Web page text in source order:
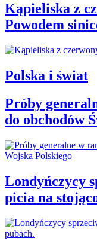
Kąpieliska z
Powodem
Polska i świat
Próby
do obchodów
Londyńczycy
picia na